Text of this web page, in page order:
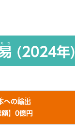
き
(2024年)
への輸出
額】0億円